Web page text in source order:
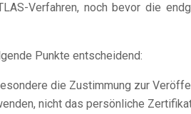
Verfahren, noch bevor die
Punkte entscheidend:
die Zustimmung zur
nicht das persönliche